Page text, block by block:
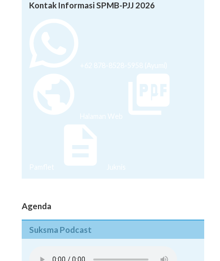
Kontak Informasi SPMB-PJJ 2026
+62 878-8528-5958 (Ayumi)
Halaman Web
Pamflet Juknis
Agenda
Suksma Podcast